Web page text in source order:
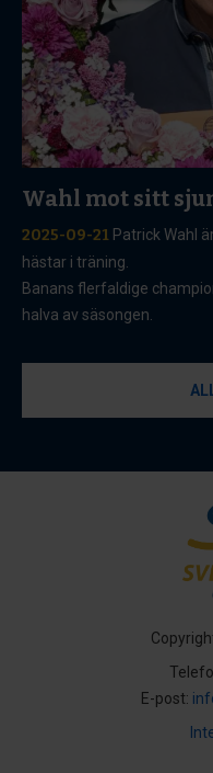
Wahl mot sitt
2025-09-21 Patrick Wahl
hästar i träning.
Banans flerfaldige
halva av säsongen.
E-post: